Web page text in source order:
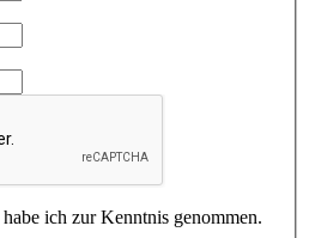
habe ich zur Kenntnis genommen.